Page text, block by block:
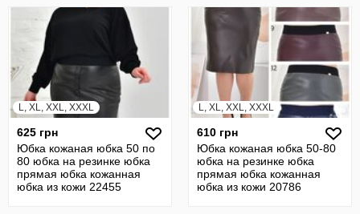
L, XL, XXL, XXXL
625 грн
Юбка кожаная юбка 50 по
80 юбка на резинке юбка
прямая юбка кожанная
юбка из кожи 22455
L, XL, XXL, XXXL
610 грн
Юбка кожаная юбка 50-80
юбка на резинке юбка
прямая юбка кожанная
юбка из кожи 20786